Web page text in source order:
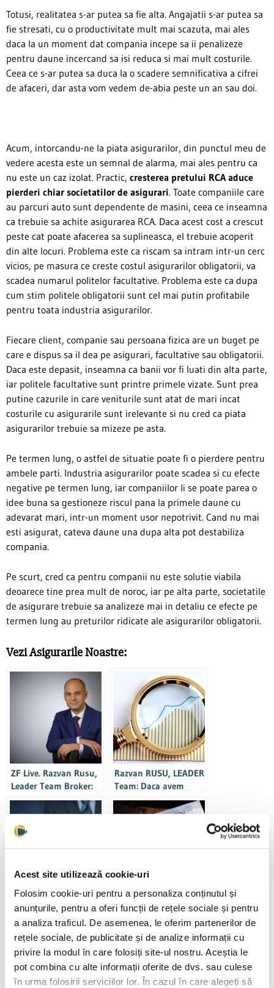
Acest site utilizează cookie-uri
Folosim cookie-uri pentru a personaliza conținutul și
anunțurile, pentru a oferi funcții de rețele sociale și pentru
a analiza traficul. De asemenea, le oferim partenerilor de
rețele sociale, de publicitate și de analize informații cu
privire la modul în care folosiți site-ul nostru. Aceștia le
pot combina cu alte informații oferite de dvs. sau culese
în urma folosirii serviciilor lor. În cazul în care alegeți să
Totusi, realitatea s-ar putea sa fie alta. Angajatii s-ar putea sa
fie stresati, cu o productivitate mult mai scazuta, mai ales
daca la un moment dat compania incepe sa ii penalizeze
pentru daune incercand sa isi reduca si mai mult costurile.
Ceea ce s-ar putea sa duca la o scadere semnificativa a cifrei
de afaceri, dar asta vom vedem de-abia peste un an sau doi.
Acum, intorcandu-ne la piata asigurarilor, din punctul meu de
vedere acesta este un semnal de alarma, mai ales pentru ca
nu este un caz izolat. Practic, cresterea pretului RCA aduce
pierderi chiar societatilor de asigurari. Toate companiile care
au parcuri auto sunt dependente de masini, ceea ce inseamna
ca trebuie sa achite asigurarea RCA. Daca acest cost a crescut
peste cat poate afacerea sa suplineasca, el trebuie acoperit
din alte locuri. Problema este ca riscam sa intram intr-un cerc
vicios, pe masura ce creste costul asigurarilor obligatorii, va
scadea numarul politelor facultative. Problema este ca dupa
cum stim politele obligatorii sunt cel mai putin profitabile
pentru toata industria asigurarilor.
Fiecare client, companie sau persoana fizica are un buget pe
care e dispus sa il dea pe asigurari, facultative sau obligatorii.
Daca este depasit, inseamna ca banii vor fi luati din alta parte,
iar politele facultative sunt printre primele vizate. Sunt prea
putine cazurile in care veniturile sunt atat de mari incat
costurile cu asigurarile sunt irelevante si nu cred ca piata
asigurarilor trebuie sa mizeze pe asta.
Pe termen lung, o astfel de situatie poate fi o pierdere pentru
ambele parti. Industria asigurarilor poate scadea si cu efecte
negative pe termen lung, iar companiilor li se poate parea o
idee buna sa gestioneze riscul pana la primele daune cu
adevarat mari, intr-un moment usor nepotrivit. Cand nu mai
esti asigurat, cateva daune una dupa alta pot destabiliza
compania.
Pe scurt, cred ca pentru companii nu este solutie viabila
deoarece tine prea mult de noroc, iar pe alta parte, societatile
de asigurare trebuie sa analizeze mai in detaliu ce efecte pe
termen lung au preturilor ridicate ale asigurarilor obligatorii.
Vezi Asigurarile Noastre:
ZF Live. Razvan Rusu,
Leader Team Broker:
Printre planurile
companiei se numara
intrarea pe zona de
protectie impotriva
bolilor grave si vom
oportuna extinderea si
pe asigurari clasice,
precum Casco sau cele
de locuinte
Razvan RUSU, LEADER
Team: Daca avem
crestere economica
atunci si piata de
Razvan RUSU, LEADER
Team: Clientii incep sa
ne cunoasca pe
aceasta nisa a
asigurarilor speciale
Razvan Rusu, CEO
Leader Team Broker, a
acordat un interviu in
exclusivitate pentru
Xprimm Media despre
importanta educatiei
financiare